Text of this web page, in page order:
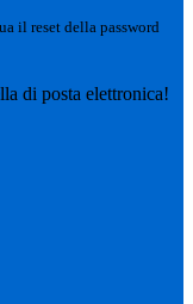
il reset della password
di posta elettronica!